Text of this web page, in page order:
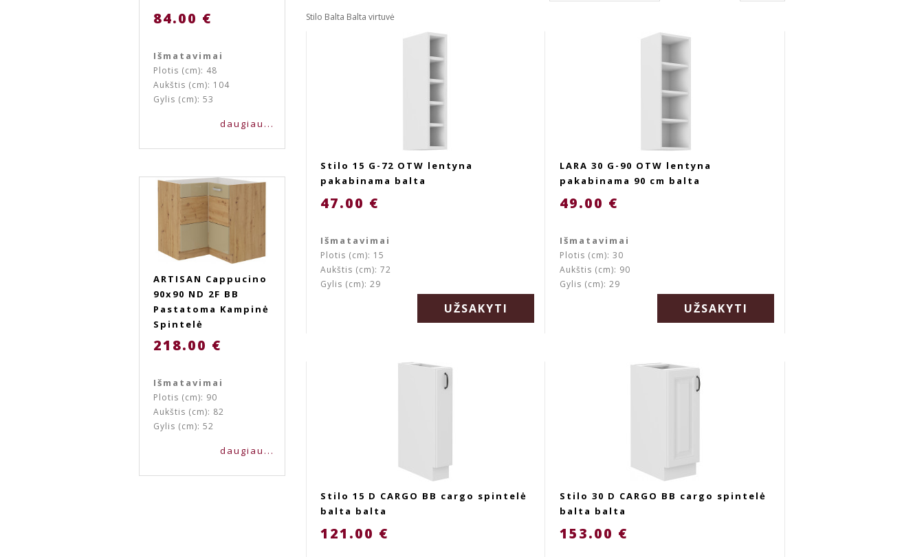
84.00 €
Išmatavimai
Plotis (cm): 48
Aukštis (cm): 104
Gylis (cm): 53
daugiau...
ARTISAN Cappucino
90x90 ND 2F BB
Pastatoma Kampinė
Spintelė
218.00 €
Išmatavimai
Plotis (cm): 90
Aukštis (cm): 82
Gylis (cm): 52
daugiau...
Stilo Balta Balta virtuvė
Stilo 15 G-72 OTW lentyna
pakabinama balta
47.00 €
Išmatavimai
Plotis (cm): 15
Aukštis (cm): 72
Gylis (cm): 29
UŽSAKYTI
LARA 30 G-90 OTW lentyna
pakabinama 90 cm balta
49.00 €
Išmatavimai
Plotis (cm): 30
Aukštis (cm): 90
Gylis (cm): 29
UŽSAKYTI
Stilo 15 D CARGO BB cargo spintelė
balta balta
121.00 €
Stilo 30 D CARGO BB cargo spintelė
balta balta
153.00 €